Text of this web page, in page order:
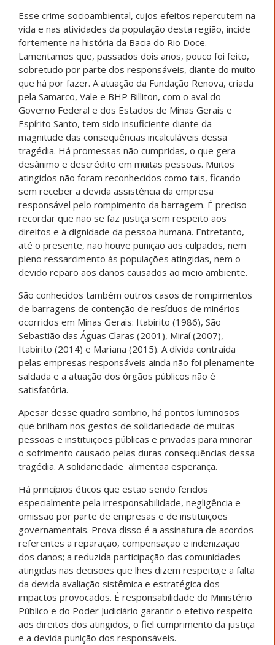
Esse crime socioambiental, cujos efeitos repercutem na
vida e nas atividades da população desta região, incide
fortemente na história da Bacia do Rio Doce.
Lamentamos que, passados dois anos, pouco foi feito,
sobretudo por parte dos responsáveis, diante do muito
que há por fazer. A atuação da Fundação Renova, criada
pela Samarco, Vale e BHP Billiton, com o aval do
Governo Federal e dos Estados de Minas Gerais e
Espírito Santo, tem sido insuficiente diante da
magnitude das consequências incalculáveis dessa
tragédia. Há promessas não cumpridas, o que gera
desânimo e descrédito em muitas pessoas. Muitos
atingidos não foram reconhecidos como tais, ficando
sem receber a devida assistência da empresa
responsável pelo rompimento da barragem. É preciso
recordar que não se faz justiça sem respeito aos
direitos e à dignidade da pessoa humana. Entretanto,
até o presente, não houve punição aos culpados, nem
pleno ressarcimento às populações atingidas, nem o
devido reparo aos danos causados ao meio ambiente.
São conhecidos também outros casos de rompimentos
de barragens de contenção de resíduos de minérios
ocorridos em Minas Gerais: Itabirito (1986), São
Sebastião das Águas Claras (2001), Miraí (2007),
Itabirito (2014) e Mariana (2015). A dívida contraída
pelas empresas responsáveis ainda não foi plenamente
saldada e a atuação dos órgãos públicos não é
satisfatória.
Apesar desse quadro sombrio, há pontos luminosos
que brilham nos gestos de solidariedade de muitas
pessoas e instituições públicas e privadas para minorar
o sofrimento causado pelas duras consequências dessa
tragédia. A solidariedade alimentaa esperança.
Há princípios éticos que estão sendo feridos
especialmente pela irresponsabilidade, negligência e
omissão por parte de empresas e de instituições
governamentais. Prova disso é a assinatura de acordos
referentes a reparação, compensação e indenização
dos danos; a reduzida participação das comunidades
atingidas nas decisões que lhes dizem respeito;e a falta
da devida avaliação sistêmica e estratégica dos
impactos provocados. É responsabilidade do Ministério
Público e do Poder Judiciário garantir o efetivo respeito
aos direitos dos atingidos, o fiel cumprimento da justiça
e a devida punição dos responsáveis.